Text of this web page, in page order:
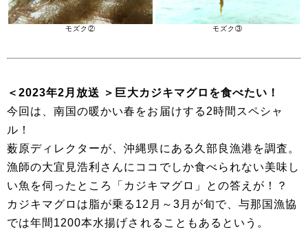
モズク② モズク③
＜2023年2月放送 ＞巨大カジキマグロを食べたい！
今回は、南国の暖かい春をお届けする2時間スペシャ
ル！
薮原ディレクターが、沖縄県にある久部良漁港を調査。
漁師の大宜見浩利さんにココでしか食べられない美味し
い魚を伺ったところ「カジキマグロ」との答えが！？
カジキマグロは脂が乗る12月～3月が旬で、与那国漁協
では年間1200本水揚げされることもあるという。